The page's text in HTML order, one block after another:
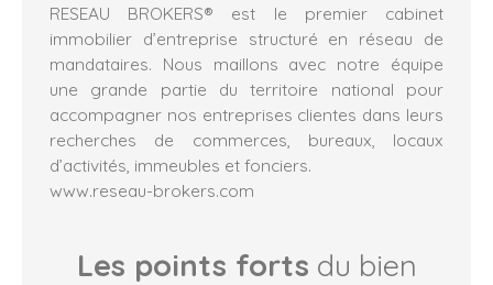
RESEAU BROKERS® est le premier cabinet
immobilier d’entreprise structuré en réseau de
mandataires. Nous maillons avec notre équipe
une grande partie du territoire national pour
accompagner nos entreprises clientes dans leurs
recherches de commerces, bureaux, locaux
d’activités, immeubles et fonciers.
www.reseau-brokers.com
Les points forts du bien